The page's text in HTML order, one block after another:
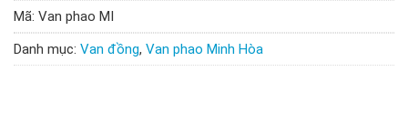
Mã: Van phao MI
Danh mục: Van đồng, Van phao Minh Hòa